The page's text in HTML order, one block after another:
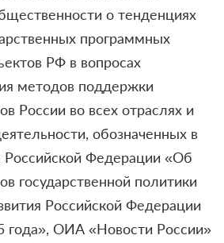
о тенденциях
программных
РФ в вопросах
методов поддержки
России во всех отраслях и
обозначенных в
Российской Федерации «Об
государственной политики
Российской Федерации
года», ОИА «Новости России»